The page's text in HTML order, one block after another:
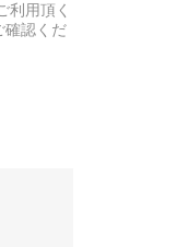
利用頂く
確認くだ